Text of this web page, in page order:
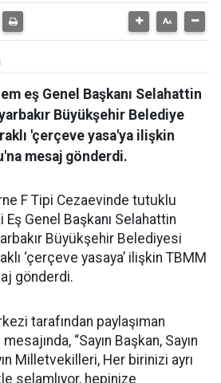
eş Genel Başkanı Selahattin
Büyükşehir Belediye
'çerçeve yasa'ya ilişkin
mesaj gönderdi.
F Tipi Cezaevinde tutuklu
Eş Genel Başkanı Selahattin
Büyükşehir Belediyesi
‘çerçeve yasaya’ ilişkin TBMM
gönderdi.
tarafından paylaşıman
“Sayın Başkan, Sayın
Milletvekilleri, Her birinizi ayrı
selamlıyor, hepinize